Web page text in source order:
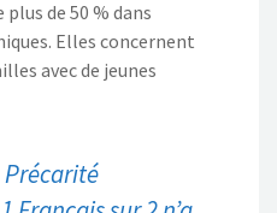
de 50 % dans
Elles concernent
avec de jeunes
Précarité